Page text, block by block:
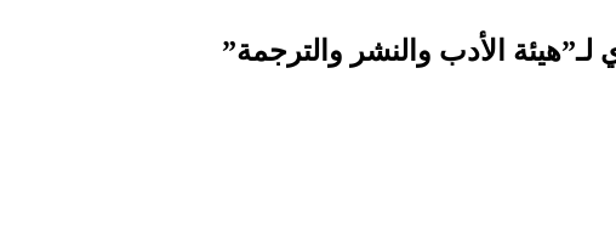
الأدب والنشر والترجمة”